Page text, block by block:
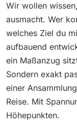
Wir wollen
ausmacht. Wer
welches Ziel du
aufbauend
ein Maßanzug
Sondern exakt
einer
Reise. Mit
Höhepunkten.